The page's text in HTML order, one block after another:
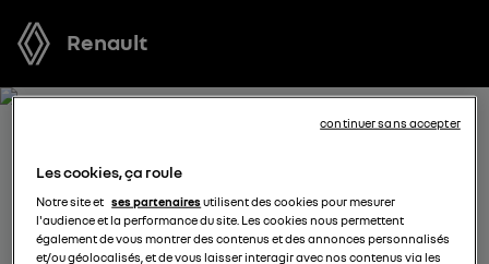
Renault
RECEVEZ GRATUITEMENT
VOTRE OFFRE POUR CAPTUR
Nous nous tenons à votre disposition pour vous
Les cookies, ça roule
Notre site et ses partenairesutilisent des cookies pour mesurer
l'audience et la performance du site. Les cookies nous permettent
également de vous montrer des contenus et des annonces personnalisés
et/ou géolocalisés, et de vous laisser interagir avec nos contenus via les
continuer sans accepter